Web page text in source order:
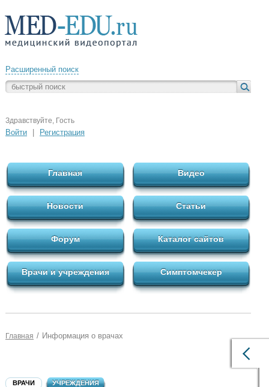
Расширенный поиск
Здравствуйте, Гость
Войти Регистрация
Главная Видео
Новости Статьи
Форум Каталог сайтов
Врачи и учреждения Симптомчекер
Главная / Информация о врачах
ВРАЧИ УЧРЕЖДЕНИЯ